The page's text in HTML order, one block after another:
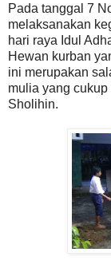
Pada tanggal 7
melaksanakan
hari raya Idul
Hewan kurban
ini merupakan
mulia yang
Sholihin.